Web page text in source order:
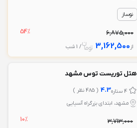
نوساز
6,875,000
54%
از 3,162,500 / 1 شب
هتل توریست توس مشهد
4 ستاره 4.3 ( 485 نظر )
مشهد، ابتداي بزرگراه آسيايي
3,713,000
10%